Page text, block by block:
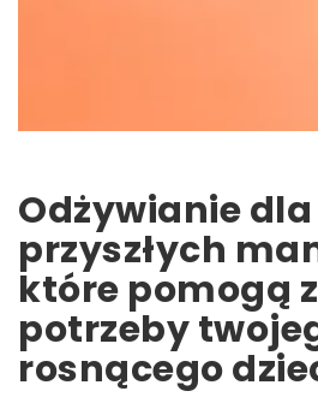
Odżywianie dla
przyszłych
które pomogą
potrzeby
rosnącego